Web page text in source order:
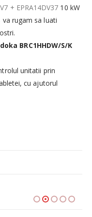
+ EPRA14DV37 10 kW
va rugam sa luati
BRC1HHDW/S/K
unitatii prin
cu ajutorul